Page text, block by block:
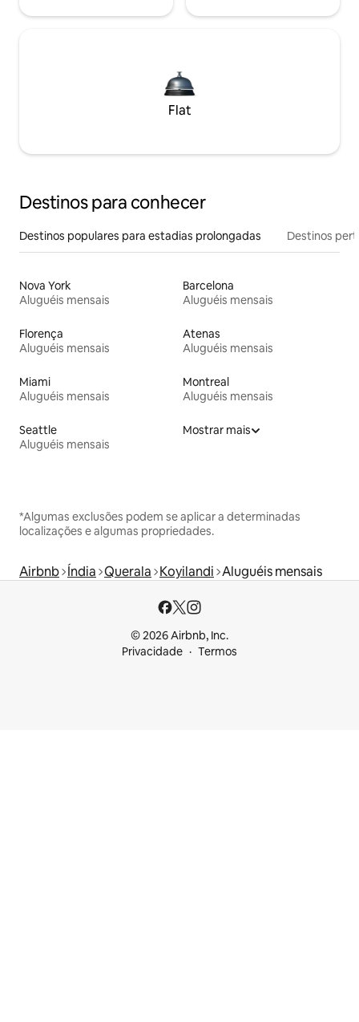
Flat
Destinos para conhecer
Destinos populares para estadias prolongadas Destinos
Nova York
Aluguéis mensais
Barcelona
Aluguéis mensais
Florença
Aluguéis mensais
Atenas
Aluguéis mensais
Miami
Aluguéis mensais
Montreal
Aluguéis mensais
Seattle
Aluguéis mensais
Mostrar mais
*Algumas exclusões podem se aplicar a determinadas
localizações e algumas propriedades.
Airbnb Índia Querala Koyilandi Aluguéis mensais
© 2026 Airbnb, Inc.
Privacidade
Termos